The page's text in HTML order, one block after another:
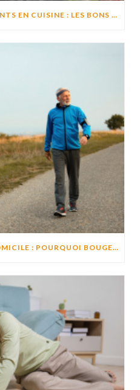
PRÉVENTION DES ACCIDENTS EN CUISINE : LES BONS RÉFLEXES POUR CUISINER EN TOUTE SÉCURITÉ
ACTIVITÉ PHYSIQUE À DOMICILE : POURQUOI BOUGER CHAQUE JOUR AIDE À PRÉSERVER L’AUTONOMIE ?